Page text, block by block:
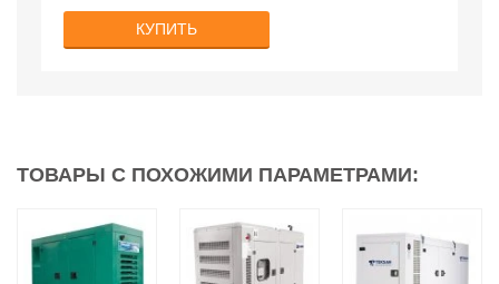
КУПИТЬ
ТОВАРЫ С ПОХОЖИМИ ПАРАМЕТРАМИ: